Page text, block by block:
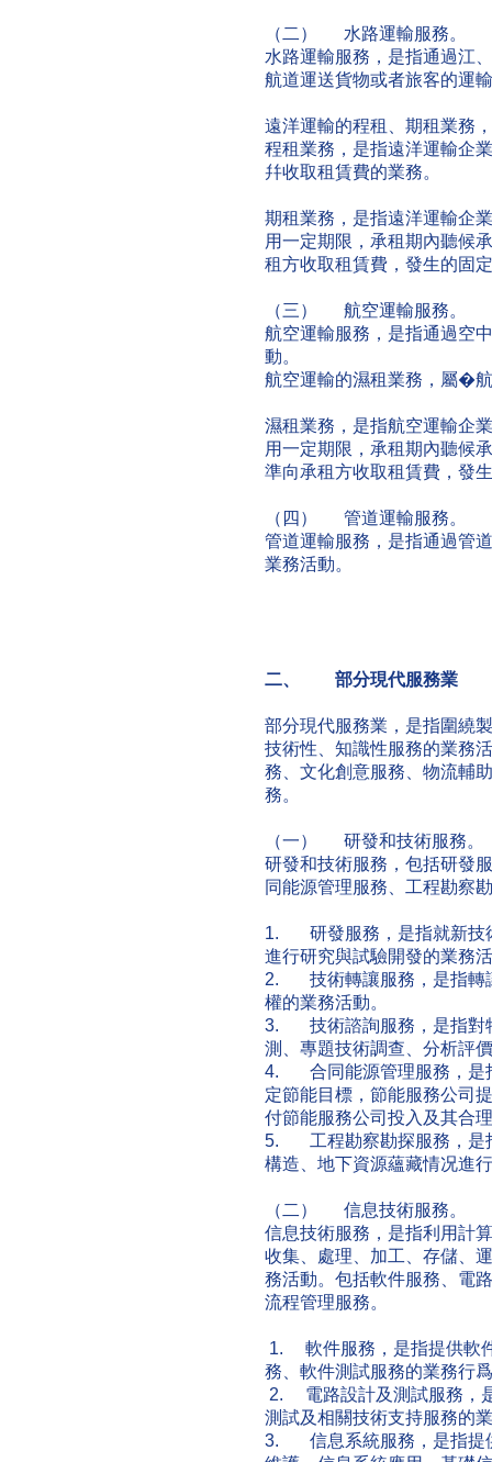
（二） 水路運輸服務。
水路運輸服務，是指通過江
航道運送貨物或者旅客的運
遠洋運輸的程租、期租業務
程租業務，是指遠洋運輸企
幷收取租賃費的業務。
期租業務，是指遠洋運輸企
用一定期限，承租期內聽候
租方收取租賃費，發生的固
（三） 航空運輸服務。
航空運輸服務，是指通過空
動。
航空運輸的濕租業務，屬�
濕租業務，是指航空運輸企
用一定期限，承租期內聽候
準向承租方收取租賃費，發
（四） 管道運輸服務。
管道運輸服務，是指通過管
業務活動。
二、 部分現代服務業
部分現代服務業，是指圍繞
技術性、知識性服務的業務
務、文化創意服務、物流輔
務。
（一） 研發和技術服務。
研發和技術服務，包括研發
同能源管理服務、工程勘察
1. 研發服務，是指就新技
進行研究與試驗開發的業務
2. 技術轉讓服務，是指轉
權的業務活動。
3. 技術諮詢服務，是指對
測、專題技術調查、分析評
4. 合同能源管理服務，是
定節能目標，節能服務公司
付節能服務公司投入及其合
5. 工程勘察勘探服務，是
構造、地下資源蘊藏情况進
（二） 信息技術服務。
信息技術服務，是指利用計
收集、處理、加工、存儲、
務活動。包括軟件服務、電
流程管理服務。
1. 軟件服務，是指提供軟
務、軟件測試服務的業務行
2. 電路設計及測試服務，
測試及相關技術支持服務的
3. 信息系統服務，是指提